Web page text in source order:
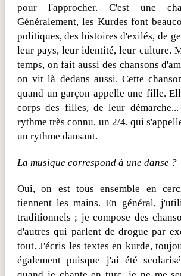
pour l'approcher. C'est une
Généralement, les Kurdes font
politiques, des histoires d'exilés, de
leur pays, leur identité, leur culture.
temps, on fait aussi des chansons
on vit là dedans aussi. Cette
quand un garçon appelle une fille.
corps des filles, de leur
rythme très connu, un 2/4, qui
un rythme dansant.
La musique correspond à une danse ?
Oui, on est tous ensemble en
tiennent les mains. En général,
traditionnels ; je compose des
d'autres qui parlent de drogue par
tout. J'écris les textes en kurde,
également puisque j'ai été